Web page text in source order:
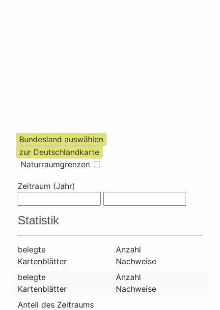
Naturraumgrenzen
Zeitraum (Jahr)
Statistik
belegte
Kartenblätter
Anzahl
Nachweise
belegte
Kartenblätter
Anzahl
Nachweise
Anteil des Zeitraums